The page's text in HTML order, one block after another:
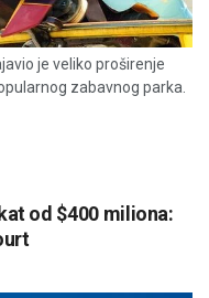
je veliko proširenje
zabavnog parka.
od $400 miliona: